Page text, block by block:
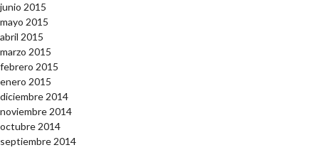
junio 2015
mayo 2015
abril 2015
marzo 2015
febrero 2015
enero 2015
diciembre 2014
noviembre 2014
octubre 2014
septiembre 2014